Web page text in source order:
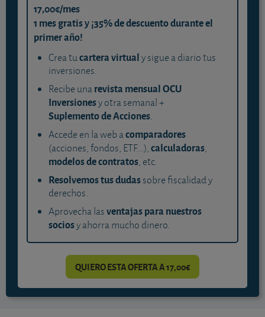
17,00€/mes
1 mes gratis y ¡35% de descuento durante el
primer año!
Crea tucartera virtualy sigue a diario tus
inversiones.
Recibe unarevista mensual OCU
Inversionesy otra semanal +
Suplemento de Acciones.
Accede en la web acomparadores
(acciones, fondos, ETF...),calculadoras,
modelos de contratos, etc.
Resolvemos tus dudassobre fiscalidad y
derechos.
Aprovecha lasventajas para nuestros
sociosy ahorra mucho dinero.
QUIERO ESTA OFERTA A 17,00€